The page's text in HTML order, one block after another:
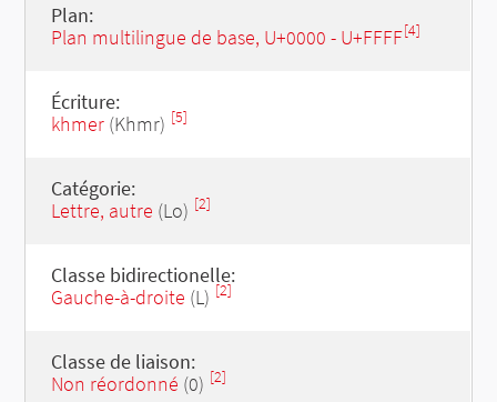
Plan:
Plan multilingue de base, U+0000 - U+FFFF[4]
Écriture:
khmer(Khmr) [5]
Catégorie:
Lettre, autre (Lo) [2]
Classe bidirectionelle:
Gauche-à-droite (L) [2]
Classe de liaison:
Non réordonné (0) [2]